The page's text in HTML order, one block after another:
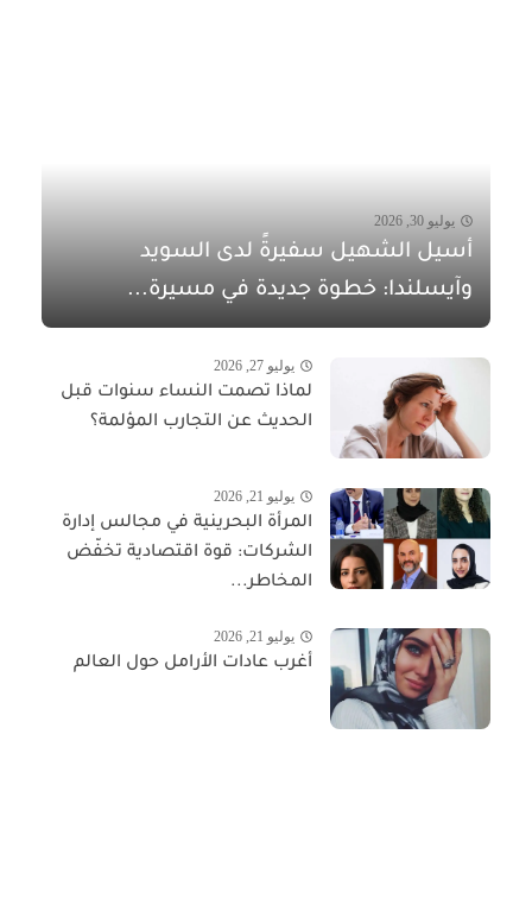
يوليو 30, 2026
أسيل الشهيل سفيرةً لدى السويد
وآيسلندا: خطوة جديدة في مسيرة...
يوليو 27, 2026
لماذا تصمت النساء سنوات قبل
الحديث عن التجارب المؤلمة؟
يوليو 21, 2026
المرأة البحرينية في مجالس إدارة
الشركات: قوة اقتصادية تخفّض
المخاطر...
يوليو 21, 2026
أغرب عادات الأرامل حول العالم